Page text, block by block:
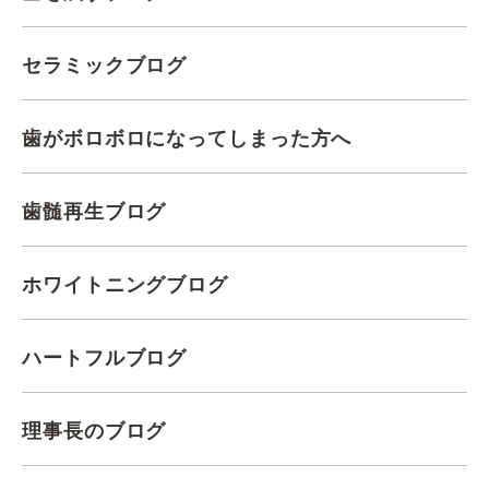
セラミックブログ
歯がボロボロになってしまった方へ
歯髄再生ブログ
ホワイトニングブログ
ハートフルブログ
理事長のブログ